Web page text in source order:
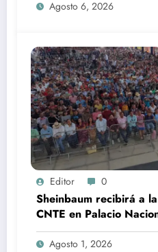
Agosto 6, 2026
Editor 0
Sheinbaum recibirá a
CNTE en Palacio
Agosto 1, 2026